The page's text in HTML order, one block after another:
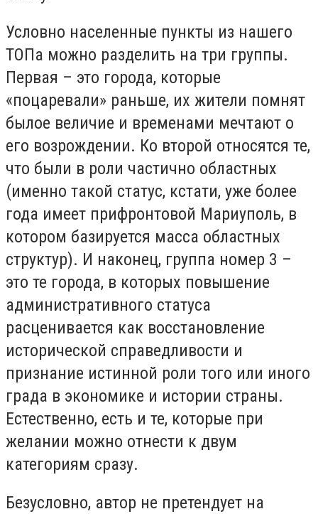
Условно населенные пункты из нашего
ТОПа можно разделить на три группы.
Первая – это города, которые
«поцаревали» раньше, их жители помнят
былое величие и временами мечтают о
его возрождении. Ко второй относятся те,
что были в роли частично областных
(именно такой статус, кстати, уже более
года имеет прифронтовой Мариуполь, в
котором базируется масса областных
структур). И наконец, группа номер 3 –
это те города, в которых повышение
административного статуса
расценивается как восстановление
исторической справедливости и
признание истинной роли того или иного
града в экономике и истории страны.
Естественно, есть и те, которые при
желании можно отнести к двум
категориям сразу.
Безусловно, автор не претендует на